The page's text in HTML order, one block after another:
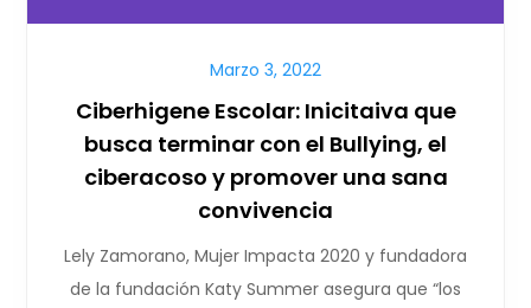
Marzo 3, 2022
Ciberhigene Escolar: Inicitaiva que
busca terminar con el Bullying, el
ciberacoso y promover una sana
convivencia
Lely Zamorano, Mujer Impacta 2020 y fundadora
de la fundación Katy Summer asegura que “los